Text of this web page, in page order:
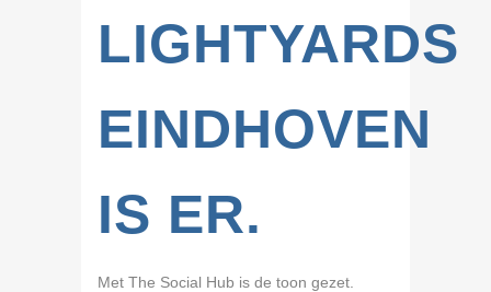
LIGHTYARDS
EINDHOVEN
IS ER.
Met The Social Hub is de toon gezet.